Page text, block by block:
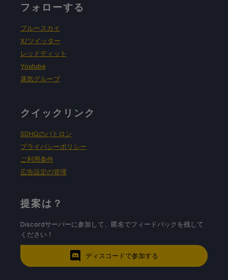
フォローする
ブルースカイ
X/ツイッター
レッドディット
Youtube
蒸気グループ
クイックリンク
SDHQのパトロン
プライバシーポリシー
ご利用条件
広告設定の管理
提案は？
Discordサーバーに参加して、匿名でフィードバックを残して
ください！
ディスコードで参加する